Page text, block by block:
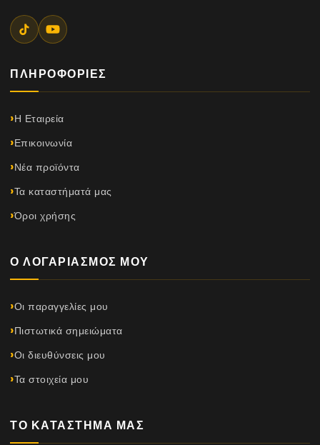
ΠΛΗΡΟΦΟΡΊΕΣ
Η Εταιρεία
Επικοινωνία
Νέα προϊόντα
Τα καταστήματά μας
Όροι χρήσης
Ο ΛΟΓΑΡΙΑΣΜΌΣ ΜΟΥ
Οι παραγγελίες μου
Πιστωτικά σημειώματα
Οι διευθύνσεις μου
Τα στοιχεία μου
ΤΟ ΚΑΤΆΣΤΗΜΆ ΜΑΣ